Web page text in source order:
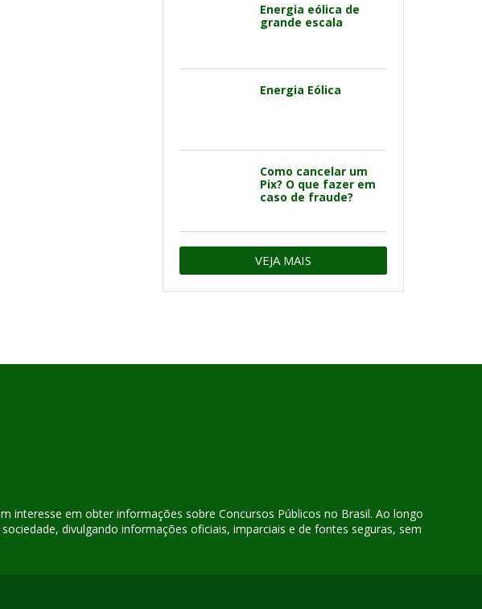
Energia eólica de
grande escala
Energia Eólica
Como cancelar um
Pix? O que fazer em
caso de fraude?
VEJA MAIS
interesse em obter informações sobre Concursos Públicos no Brasil. Ao longo
divulgando informações oficiais, imparciais e de fontes seguras, sem